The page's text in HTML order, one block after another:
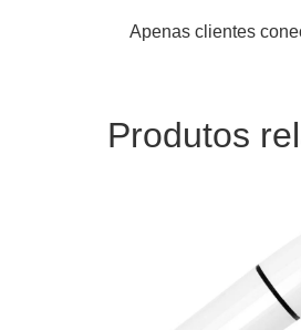
Apenas clientes
Produtos